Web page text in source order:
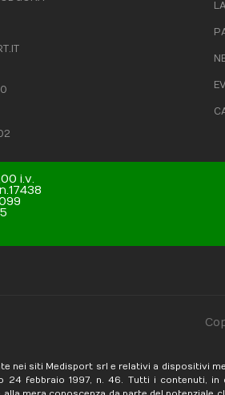
i.v.
nei siti Medisport srl e relativi a dispositivi
24 febbraio 1997, n. 46. Tutti i contenuti, in